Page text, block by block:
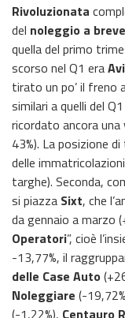
Rivoluzionata
del noleggio a
quella del primo
scorso nel Q1 era
tirato un po’ il freno
similari a quelli del
ricordato ancora una
43%). La posizione
delle
targhe). Seconda,
si piazza Sixt, che
da gennaio a marzo
Operatori”, cioè
-13,77%, il
delle Case Auto
Noleggiare (-
(-1,22%), Centauro